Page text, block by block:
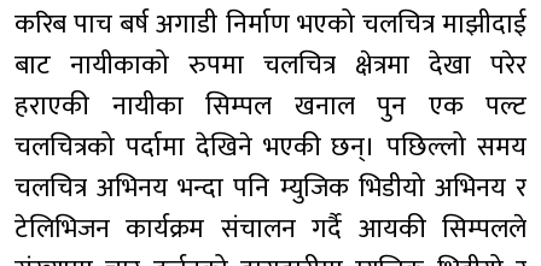
करिब पाच बर्ष अगाडी निर्माण भएको चलचित्र माझीदाई
बाट नायीकाको रुपमा चलचित्र क्षेत्रमा देखा परेर
हराएकी नायीका सिम्पल खनाल पुन एक पल्ट
चलचित्रको पर्दामा देखिने भएकी छन्। पछिल्लो समय
चलचित्र अभिनय भन्दा पनि म्युजिक भिडीयो अभिनय र
टेलिभिजन कार्यक्रम संचालन गर्दै आयकी सिम्पलले